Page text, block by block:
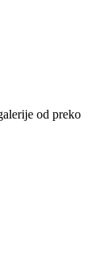
od preko